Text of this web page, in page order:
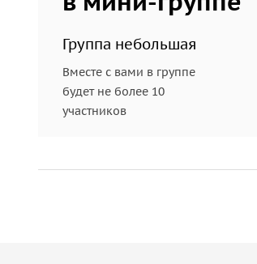
Группа небольшая
Вместе с вами в группе
будет не более 10
участников